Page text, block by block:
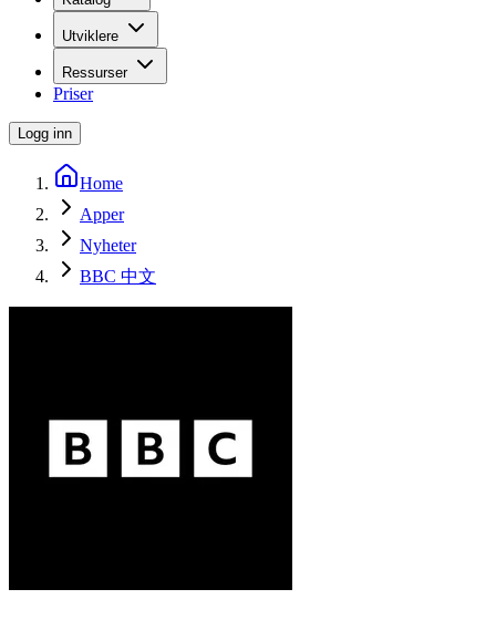
Utviklere
Ressurser
Priser
Logg inn
Home
Apper
Nyheter
BBC 中文